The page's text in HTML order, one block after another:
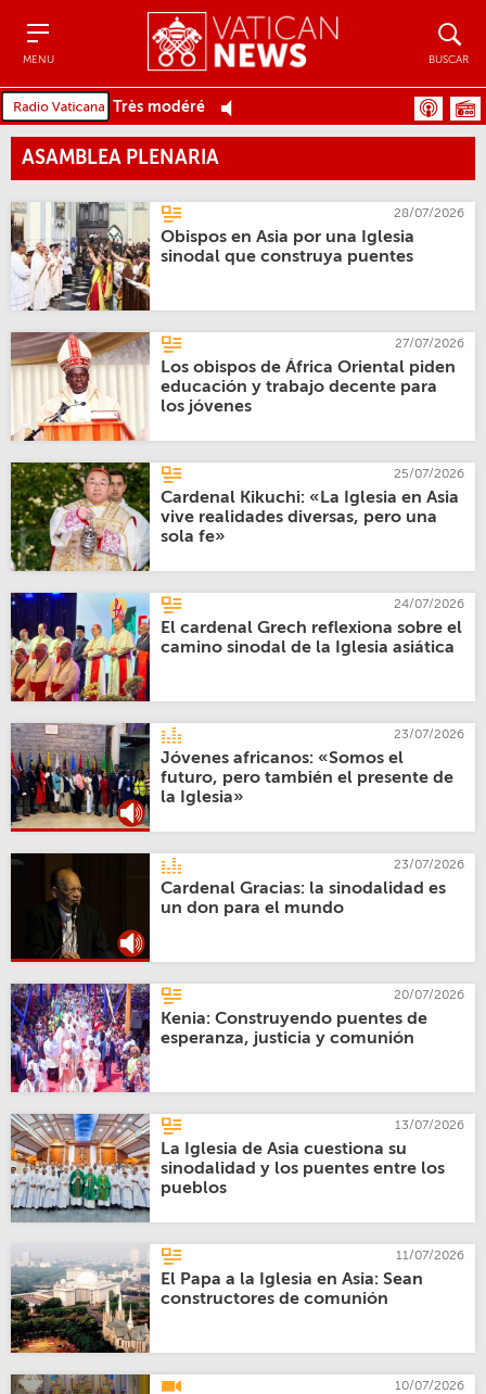
MENU BUSCAR
Très modéré
ASAMBLEA PLENARIA
28/07/2026
Obispos en Asia por una Iglesia
sinodal que construya puentes
27/07/2026
Los obispos de África Oriental piden
educación y trabajo decente para
los jóvenes
25/07/2026
Cardenal Kikuchi: «La Iglesia en Asia
vive realidades diversas, pero una
sola fe»
24/07/2026
El cardenal Grech reflexiona sobre el
camino sinodal de la Iglesia asiática
23/07/2026
Jóvenes africanos: «Somos el
futuro, pero también el presente de
la Iglesia»
23/07/2026
Cardenal Gracias: la sinodalidad es
un don para el mundo
20/07/2026
Kenia: Construyendo puentes de
esperanza, justicia y comunión
13/07/2026
La Iglesia de Asia cuestiona su
sinodalidad y los puentes entre los
pueblos
11/07/2026
El Papa a la Iglesia en Asia: Sean
constructores de comunión
10/07/2026